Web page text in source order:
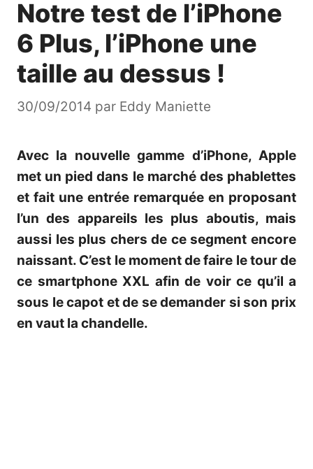
Notre test de l’iPhone
6 Plus, l’iPhone une
taille au dessus !
30/09/2014 par Eddy Maniette
Avec la nouvelle gamme d’iPhone, Apple
met un pied dans le marché des phablettes
et fait une entrée remarquée en proposant
l’un des appareils les plus aboutis, mais
aussi les plus chers de ce segment encore
naissant. C’est le moment de faire le tour de
ce smartphone XXL afin de voir ce qu’il a
sous le capot et de se demander si son prix
en vaut la chandelle.